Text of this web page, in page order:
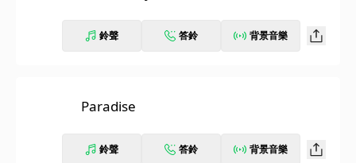
鈴聲 答鈴 背景音樂
Paradise
鈴聲 答鈴 背景音樂